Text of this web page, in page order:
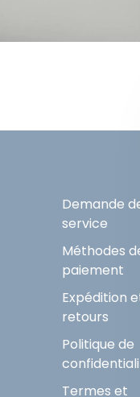
Demande
service
Méthodes
paiement
Expédition
retours
Politique de
Termes et